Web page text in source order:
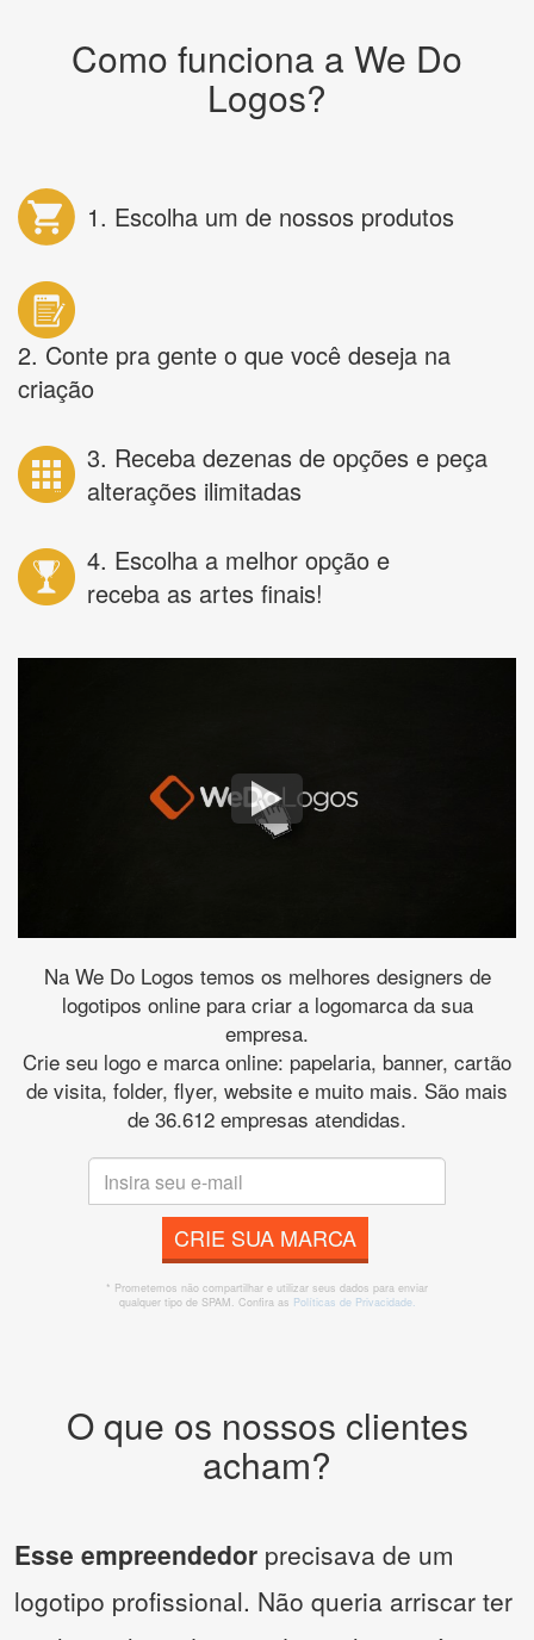
Como funciona a We Do
Logos?
1. Escolha um de nossos produtos
2. Conte pra gente o que você deseja na
criação
3. Receba dezenas de opções e peça
alterações ilimitadas
4. Escolha a melhor opção e
receba as artes finais!
Na We Do Logos temos os melhores designers de
logotipos online para criar a logomarca da sua
empresa.
Crie seu logo e marca online: papelaria, banner, cartão
de visita, folder, flyer, website e muito mais. São mais
de 36.612 empresas atendidas.
CRIE SUA MARCA
* Prometemos não compartilhar e utilizar seus dados para enviar
qualquer tipo de SPAM. Confira as Políticas de Privacidade.
O que os nossos clientes
acham?
Esse empreendedor precisava de um
logotipo profissional. Não queria arriscar ter